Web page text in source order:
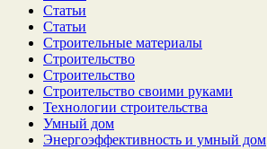
Статьи
Статьи
Строительные материалы
Строительство
Строительство
Строительство своими руками
Технологии строительства
Умный дом
Энергоэффективность и умный дом